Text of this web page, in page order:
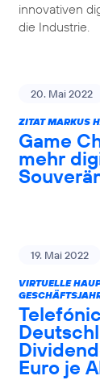
innovativen
die Industrie.
20. Mai 2022
ZITAT MARKUS
Game
mehr
19. Mai 2022
VIRTUELLE
Euro je